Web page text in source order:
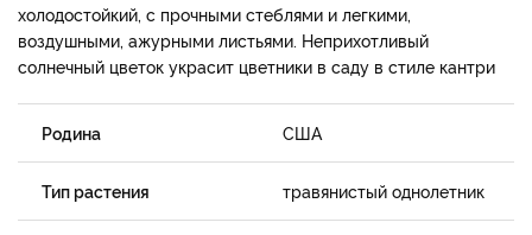
холодостойкий, с прочными стеблями и легкими,
воздушными, ажурными листьями. Неприхотливый
солнечный цветок украсит цветники в саду в стиле кантри
Родина США
Тип растения травянистый однолетник